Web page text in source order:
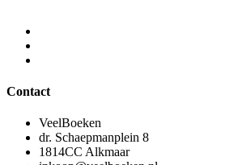
Contact
VeelBoeken
dr. Schaepmanplein 8
1814CC Alkmaar